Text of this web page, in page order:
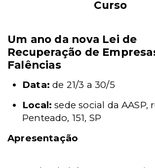
Curso
Um ano da nova Lei de
Recuperação de
Falências
Data: de 21/3 a 30/5
Local: sede social da AASP,
Penteado, 151, SP
Apresentação